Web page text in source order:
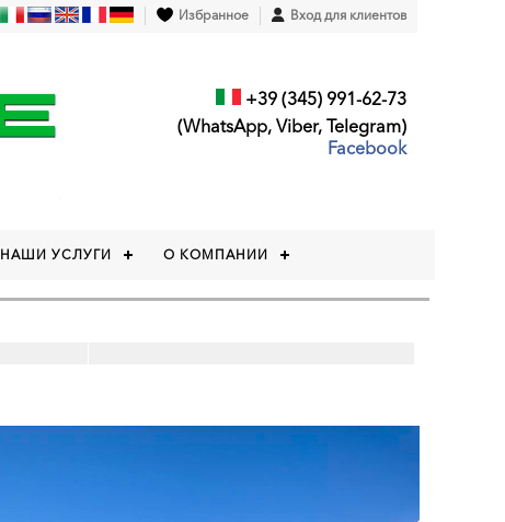
Избранное Вход для клиентов
+39 (345) 991-62-73
(WhatsApp, Viber, Telegram)
Facebook
НАШИ УСЛУГИ О КОМПАНИИ